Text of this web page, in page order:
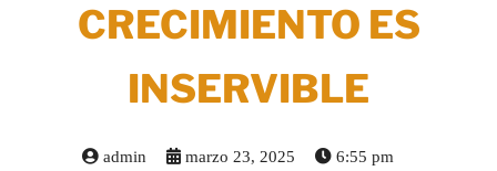
CRECIMIENTO ES
INSERVIBLE
admin marzo 23, 2025 6:55 pm